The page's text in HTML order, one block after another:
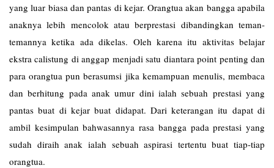
yang luar biasa dan pantas di kejar. Orangtua akan bangga apabila
anaknya lebih mencolok atau berprestasi dibandingkan teman-
temannya ketika ada dikelas. Oleh karena itu aktivitas belajar
ekstra calistung di anggap menjadi satu diantara point penting dan
para orangtua pun berasumsi jika kemampuan menulis, membaca
dan berhitung pada anak umur dini ialah sebuah prestasi yang
pantas buat di kejar buat didapat. Dari keterangan itu dapat di
ambil kesimpulan bahwasannya rasa bangga pada prestasi yang
sudah diraih anak ialah sebuah aspirasi tertentu buat tiap-tiap
orangtua.